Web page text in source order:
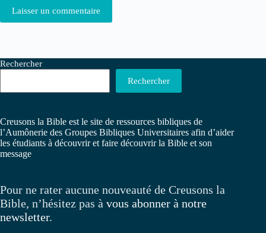
Laisser un commentaire
Rechercher
Rechercher
Creusons la Bible est le site de ressources bibliques de
l’Aumônerie des Groupes Bibliques Universitaires afin d’aider
les étudiants à découvrir et faire découvrir la Bible et son
message
Pour ne rater aucune nouveauté de Creusons la
Bible, n’hésitez pas à vous abonner à notre
newsletter.